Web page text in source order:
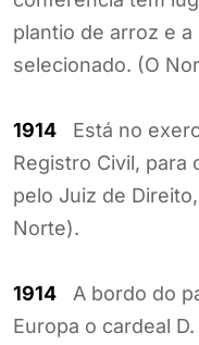
plantio de arroz e
selecionado. (O
1914 Está no
Registro Civil, para
pelo Juiz de
Norte).
1914 A bordo do
Europa o cardeal